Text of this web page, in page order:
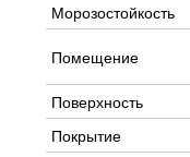
Морозостойкость
Помещение
Поверхность
Покрытие